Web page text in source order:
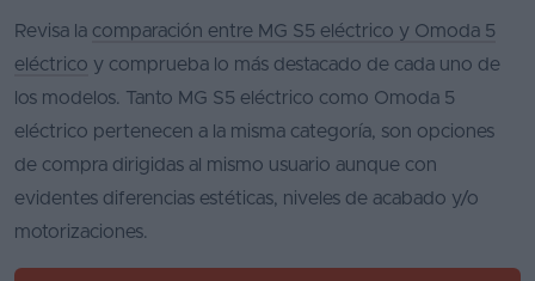
Revisa la comparación entre MG S5 eléctrico y Omoda 5
eléctrico y comprueba lo más destacado de cada uno de
los modelos. Tanto MG S5 eléctrico como Omoda 5
eléctrico pertenecen a la misma categoría, son opciones
de compra dirigidas al mismo usuario aunque con
evidentes diferencias estéticas, niveles de acabado y/o
motorizaciones.